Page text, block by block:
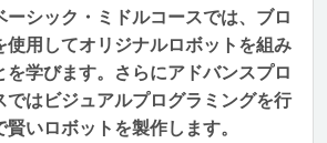
ーシック・ミドルコースでは、ブロ
使用してオリジナルロボットを組み
を学びます。さらにアドバンスプロ
ではビジュアルプログラミングを行
いロボットを製作します。